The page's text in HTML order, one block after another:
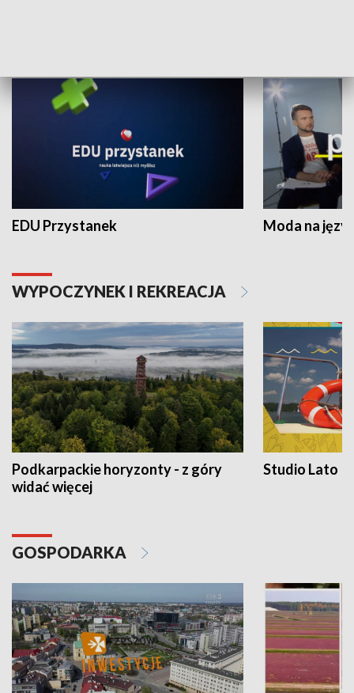
EDU Przystanek Moda na
WYPOCZYNEK I REKREACJA
Podkarpackie horyzonty - z góry
widać więcej
Studio Lato
GOSPODARKA